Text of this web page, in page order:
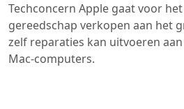
Techconcern Apple gaat voor
gereedschap verkopen aan het
zelf reparaties kan uitvoeren
Mac-computers.